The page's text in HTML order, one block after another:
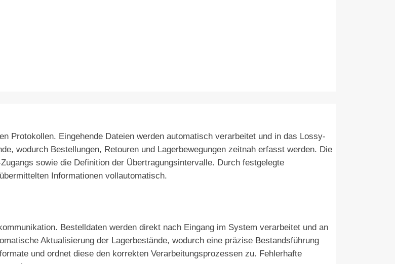
Protokollen. Eingehende Dateien werden automatisch verarbeitet und in das Lossy-
wodurch Bestellungen, Retouren und Lagerbewegungen zeitnah erfasst werden. Die
sowie die Definition der Übertragungsintervalle. Durch festgelegte
Informationen vollautomatisch.
Bestelldaten werden direkt nach Eingang im System verarbeitet und an
Aktualisierung der Lagerbestände, wodurch eine präzise Bestandsführung
und ordnet diese den korrekten Verarbeitungsprozessen zu. Fehlerhafte